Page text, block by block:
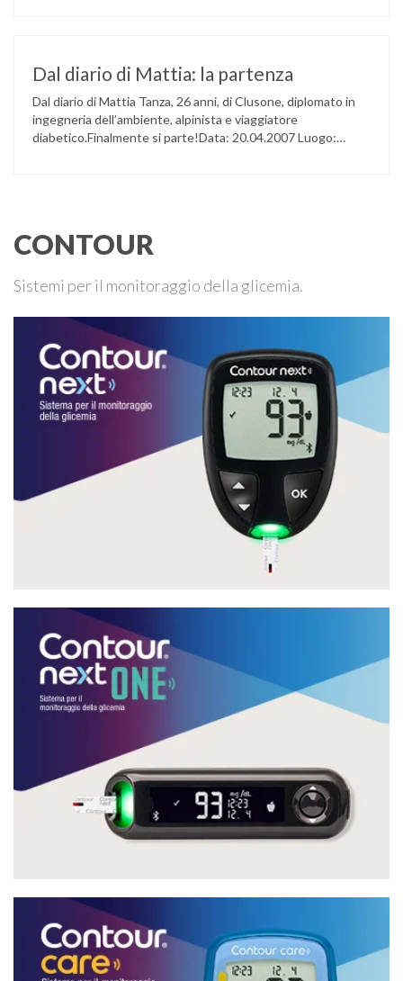
Dal diario di Mattia: la partenza
Dal diario di Mattia Tanza, 26 anni, di Clusone, diplomato in
ingegneria dell’ambiente, alpinista e viaggiatore
diabetico.Finalmente si parte!Data: 20.04.2007 Luogo:
CONTOUR
Sistemi per il monitoraggio della glicemia.